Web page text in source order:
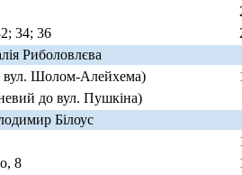
34; 36
Риболовлєва
вул. Шолом-Алейхема)
до вул. Пушкіна)
Білоус
8